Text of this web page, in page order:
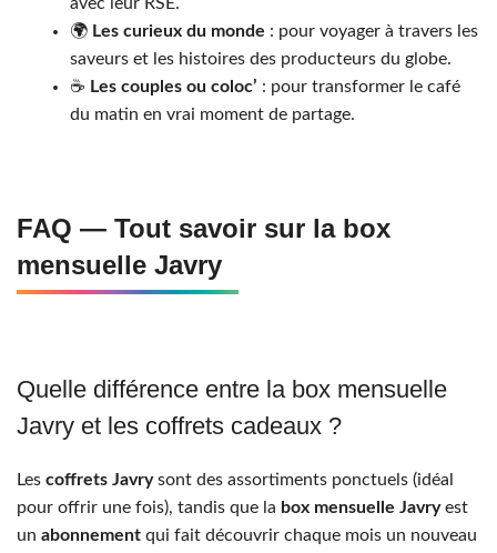
🌍 Les curieux du monde : pour voyager à travers les
saveurs et les histoires des producteurs du globe.
☕ Les couples ou coloc’ : pour transformer le café
du matin en vrai moment de partage.
FAQ — Tout savoir sur la box
mensuelle Javry
Quelle différence entre la box mensuelle
Javry et les coffrets cadeaux ?
Les coffrets Javrysont des assortiments ponctuels (idéal
pour offrir une fois), tandis que la box mensuelle Javryest
un abonnement qui fait découvrir chaque mois un nouveau